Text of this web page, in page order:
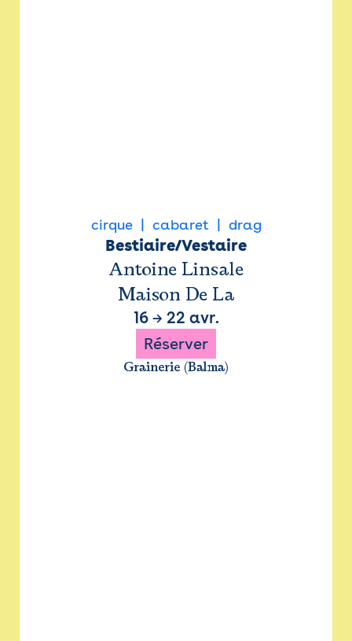
cirque cabaret drag
Bestiaire/Vestaire
Antoine Linsale
Maison De La
16→ 22 avr.
Réserver
Grainerie (Balma)